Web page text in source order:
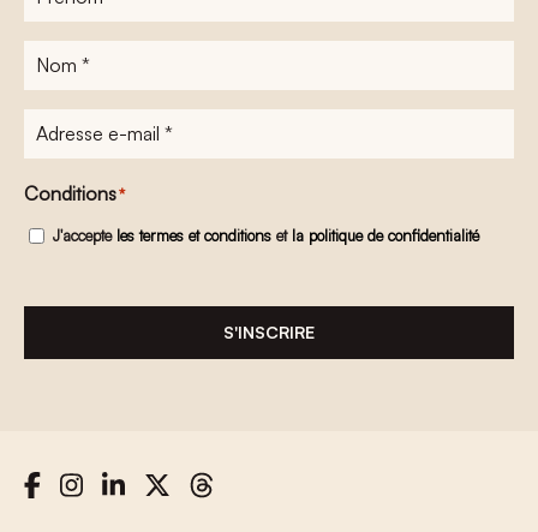
Nom
Adresse
e-
mail*
Conditions*
J'accepte les termes et conditions et la politique de confidentialité
S'INSCRIRE